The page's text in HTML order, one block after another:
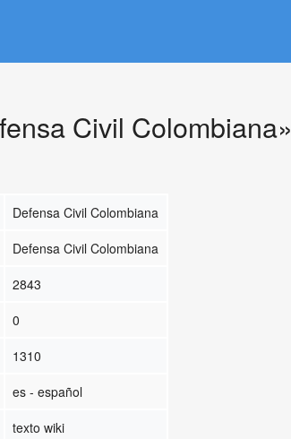
Civil Colombiana»
Defensa Civil Colombiana
Defensa Civil Colombiana
2843
0
1310
es - español
texto wiki